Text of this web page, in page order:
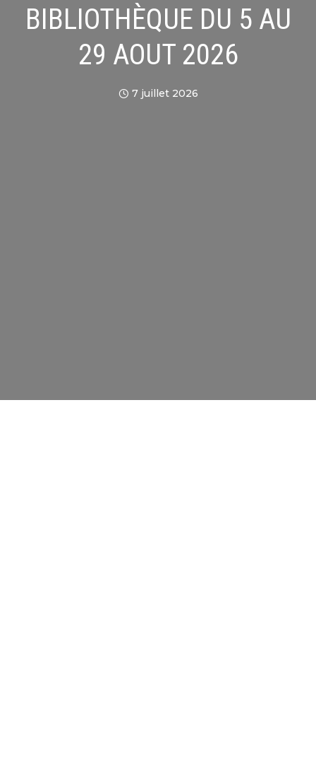
BIBLIOTHÈQUE DU 5 AU
29 AOUT 2026
7 juillet 2026